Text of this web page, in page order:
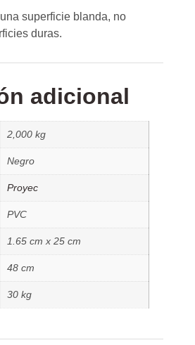
superficie blanda, no
duras.
adicional
2,000 kg
Negro
Proyec
PVC
1.65 cm x 25 cm
48 cm
30 kg